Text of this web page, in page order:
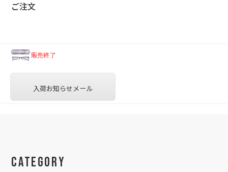
ご注文
販売終了
入荷お知らせメール
Category